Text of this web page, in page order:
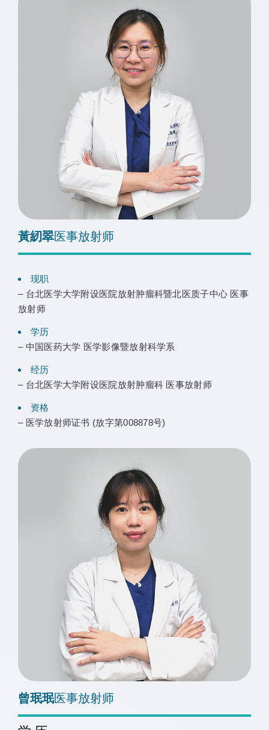
黃紉翠医事放射师
现职
– 台北医学大学附设医院放射肿瘤科暨北医质子中心 医事
放射师
学历
– 中国医药大学 医学影像暨放射科学系
经历
– 台北医学大学附设医院放射肿瘤科 医事放射师
资格
– 医学放射师证书 (放字第008878号)
曾珉珉医事放射师